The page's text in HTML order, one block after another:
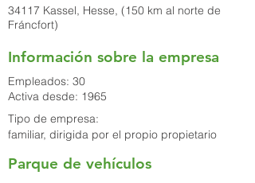
34117 Kassel, Hesse, (150 km al norte de
Fráncfort)
Información sobre la empresa
Empleados: 30
Activa desde: 1965
Tipo de empresa:
familiar, dirigida por el propio propietario
Parque de vehículos